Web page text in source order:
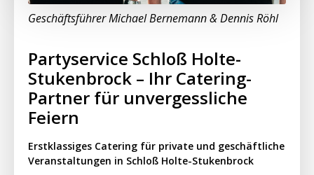
Partyservice Schloß Holte-
Stukenbrock – Ihr Catering-
Partner für unvergessliche
Feiern
Erstklassiges Catering für private und geschäftliche
Veranstaltungen in Schloß Holte-Stukenbrock
Geschäftsführer Michael Bernemann & Dennis Röhl